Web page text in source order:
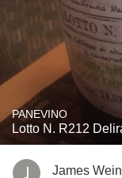
PANEVINO
Lotto N. R212
James